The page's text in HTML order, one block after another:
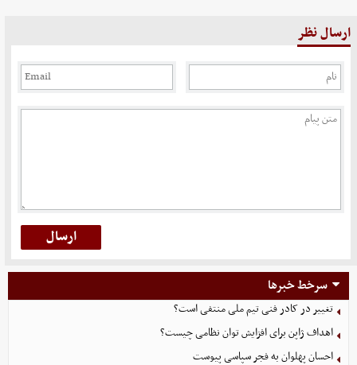
ارسال نظر
سرخط خبرها
تغییر در کادر فنی تیم ملی منتفی است؟
اهداف ژاپن برای افزایش توان نظامی چیست؟
احسان پهلوان به فجر سپاسی پیوست